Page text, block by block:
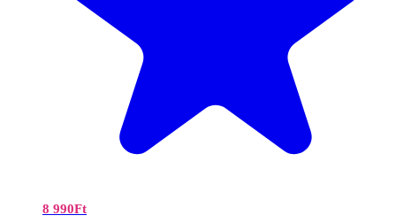
8 990Ft